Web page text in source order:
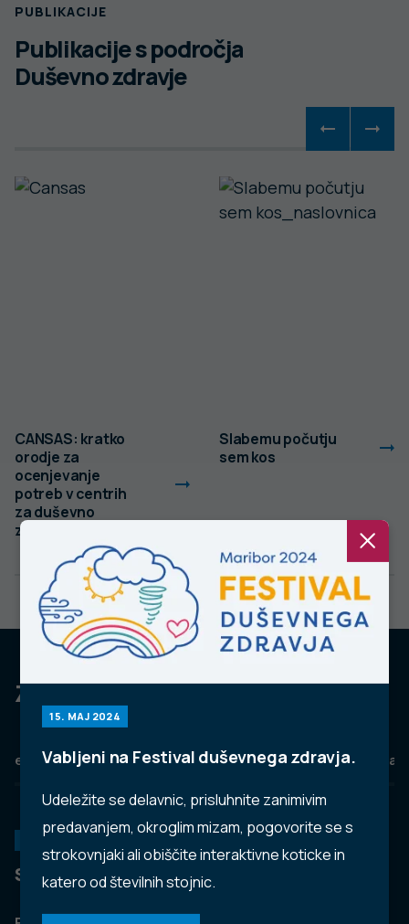
15. MAJ 2024
Vabljeni na Festival duševnega zdravja.
Udeležite se delavnic, prisluhnite zanimivim
predavanjem, okroglim mizam, pogovorite se s
strokovnjaki ali obiščite interaktivne koticke in
katero od številnih stojnic.
PUBLIKACIJE
Publikacije s področja
Duševno zdravje
CANSAS: kratko
orodje za
ocenjevanje
potreb v centrih
za duševno
zdravje odraslih
Slabemu počutju
sem kos
Za dobro javno zdravje
eZdravje Podatkovni portal NIJZ ambulante
KORONAVIRUS
Spremljanje okužb s SARS-CoV-2 (covid-19)